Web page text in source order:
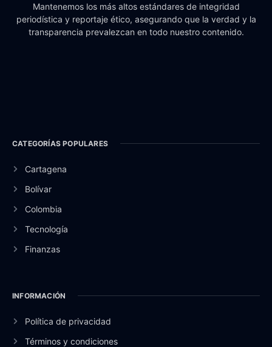
Mantenemos los más altos estándares de integridad
periodística y reportaje ético, asegurando que la verdad y la
transparencia prevalezcan en todo nuestro contenido.
CATEGORÍAS POPULARES
Cartagena
Bolívar
Colombia
Tecnología
Finanzas
INFORMACIÓN
Política de privacidad
Términos y condiciones